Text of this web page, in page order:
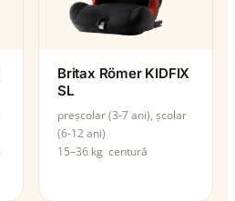
Britax Römer KIDFIX
SL
preșcolar (3-7 ani), școlar
(6-12 ani)
15–36 kg centură